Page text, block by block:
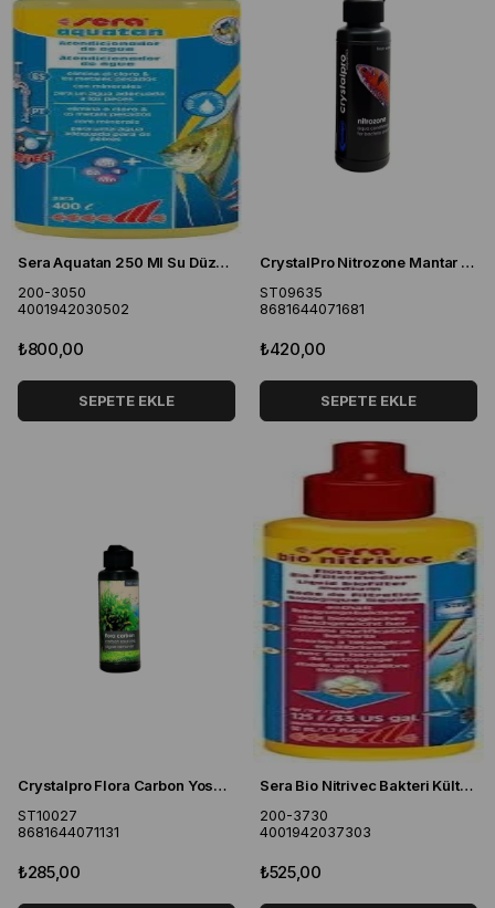
Sera Aquatan 250 Ml Su Düzenleyici
200-3050
4001942030502
₺800,00
SEPETE EKLE
CrystalPro Nitrozone Mantar Hastalıkları ve Bakteri Çakışması 125 ml
ST09635
8681644071681
₺420,00
SEPETE EKLE
Crystalpro Flora Carbon Yosun Giderici 125ml
ST10027
8681644071131
₺285,00
Sera Bio Nitrivec Bakteri Kültürü 50 ml
200-3730
4001942037303
₺525,00